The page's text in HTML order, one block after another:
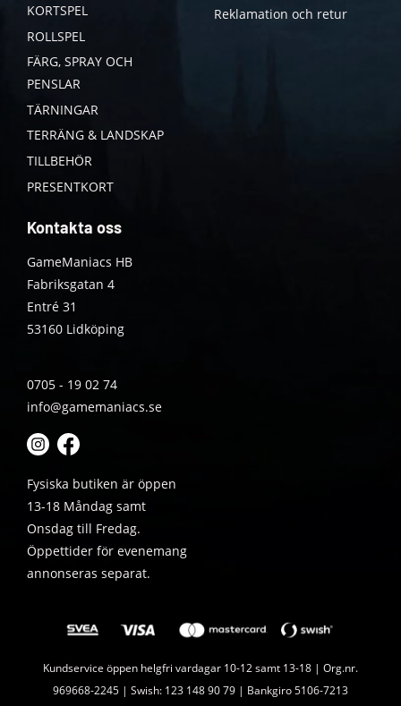
KORTSPEL
ROLLSPEL
FÄRG, SPRAY OCH
PENSLAR
TÄRNINGAR
TERRÄNG & LANDSKAP
TILLBEHÖR
PRESENTKORT
Reklamation och retur
Kontakta oss
GameManiacs HB
Fabriksgatan 4
Entré 31
53160 Lidköping
0705 - 19 02 74
info@gamemaniacs.se
Fysiska butiken är öppen
13-18 Måndag samt
Onsdag till Fredag.
Öppettider för evenemang
annonseras separat.
Kundservice öppen helgfri vardagar 10-12 samt 13-18 | Org.nr.
969668-2245 | Swish: 123 148 90 79 | Bankgiro 5106-7213